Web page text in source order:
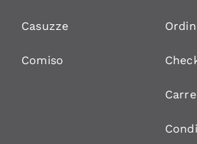
Casuzze
Comiso